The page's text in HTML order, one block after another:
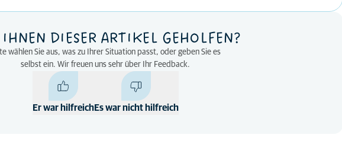
DIESER ARTIKEL GEHOLFEN?
wählen Sie aus, was zu Ihrer Situation passt, oder geben Sie es
selbst ein. Wir freuen uns sehr über Ihr Feedback.
Er war hilfreichEs war nicht hilfreich